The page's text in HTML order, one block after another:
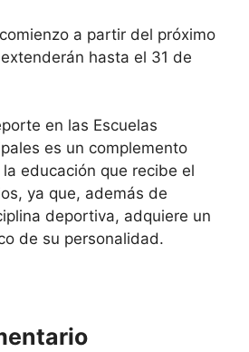
a partir del próximo
hasta el 31 de
en las Escuelas
es un complemento
educación que recibe el
ya que, además de
deportiva, adquiere un
de su personalidad.